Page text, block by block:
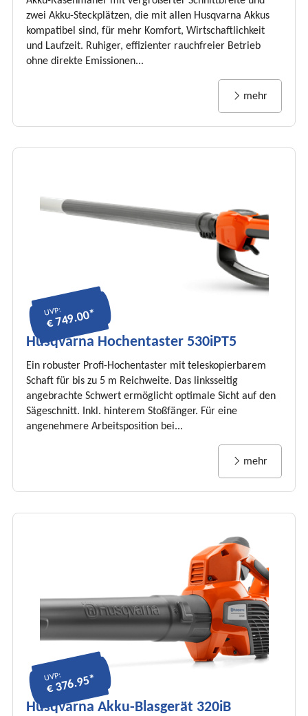
zwei Akku-Steckplätzen, die mit allen Husqvarna Akkus
kompatibel sind, für mehr Komfort, Wirtschaftlichkeit
und Laufzeit. Ruhiger, effizienter rauchfreier Betrieb
ohne direkte Emissionen...
mehr
UVP:
€ 749.00*
Husqvarna Hochentaster 530iPT5
Ein robuster Profi-Hochentaster mit teleskopierbarem
Schaft für bis zu 5 m Reichweite. Das linksseitig
angebrachte Schwert ermöglicht optimale Sicht auf den
Sägeschnitt. Inkl. hinterem Stoßfänger. Für eine
angenehmere Arbeitsposition bei...
mehr
UVP:
€ 376.95*
Husqvarna Akku-Blasgerät 320iB